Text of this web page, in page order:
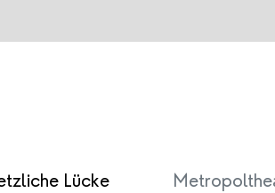
Lücke